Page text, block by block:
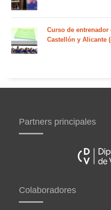
Curso de entrenador
Castellón y Alicante
Partners principales
Colaboradores